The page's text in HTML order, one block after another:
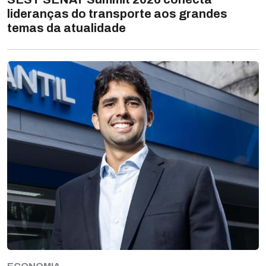
lideranças do transporte aos grandes
temas da atualidade